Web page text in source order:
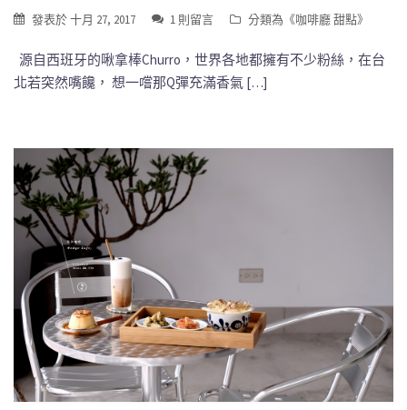
發表於十月 27, 2017 1 則留言 分類為《咖啡廳 甜點》
源自西班牙的啾拿棒Churro，世界各地都擁有不少粉絲，在台
北若突然嘴饞， 想一嚐那Q彈充滿香氣 […]